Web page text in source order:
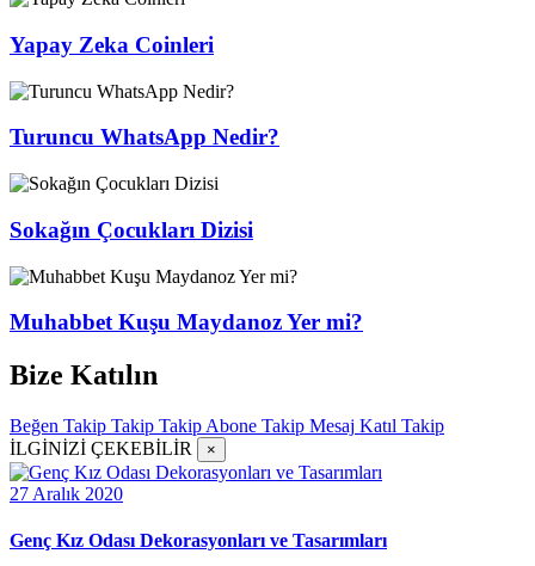
Yapay Zeka Coinleri
Turuncu WhatsApp Nedir?
Sokağın Çocukları Dizisi
Muhabbet Kuşu Maydanoz Yer mi?
Bize Katılın
Beğen Takip Takip Takip Abone Takip Mesaj Katıl Takip
İLGİNİZİ ÇEKEBİLİR
×
27 Aralık 2020
Genç Kız Odası Dekorasyonları ve Tasarımları